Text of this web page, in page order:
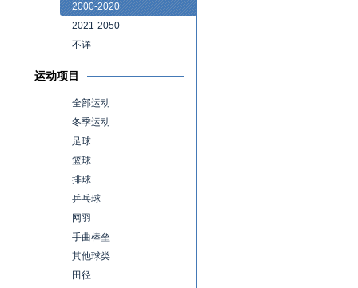
2000-2020
2021-2050
不详
运动项目
全部运动
冬季运动
足球
篮球
排球
乒乓球
网羽
手曲棒垒
其他球类
田径